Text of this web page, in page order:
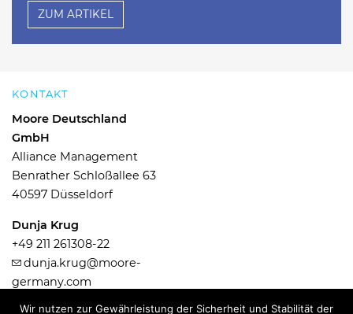
ZUM ARTIKEL
KONTAKT
Moore Deutschland
GmbH
Alliance Management
Benrather Schloßallee 63
40597 Düsseldorf
Dunja Krug
+49 211 261308-22
dunja.krug@moore-
germany.com
Wir nutzen zur Gewährleistung der Sicherheit und Stabilität der